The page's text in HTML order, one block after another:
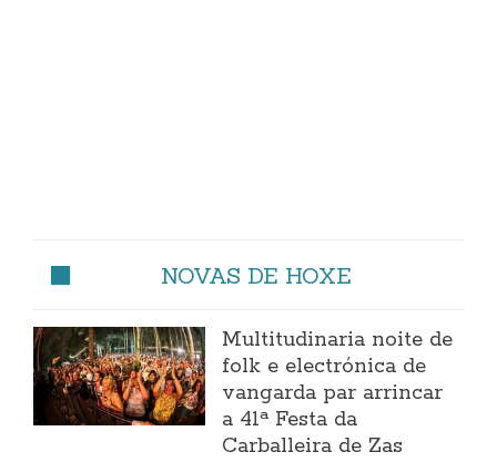
NOVAS DE HOXE
Multitudinaria noite de
folk e electrónica de
vangarda par arrincar
a 41ª Festa da
Carballeira de Zas